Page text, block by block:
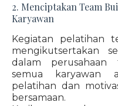
2. Menciptakan Team
Karyawan
Kegiatan pelatihan
mengikutsertakan
dalam
semua karyawan
pelatihan dan
bersamaan.